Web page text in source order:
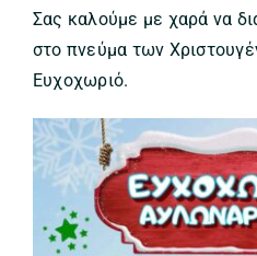
Σας καλούμε με χαρά να
στο πνεύμα των
Ευχοχωριό.